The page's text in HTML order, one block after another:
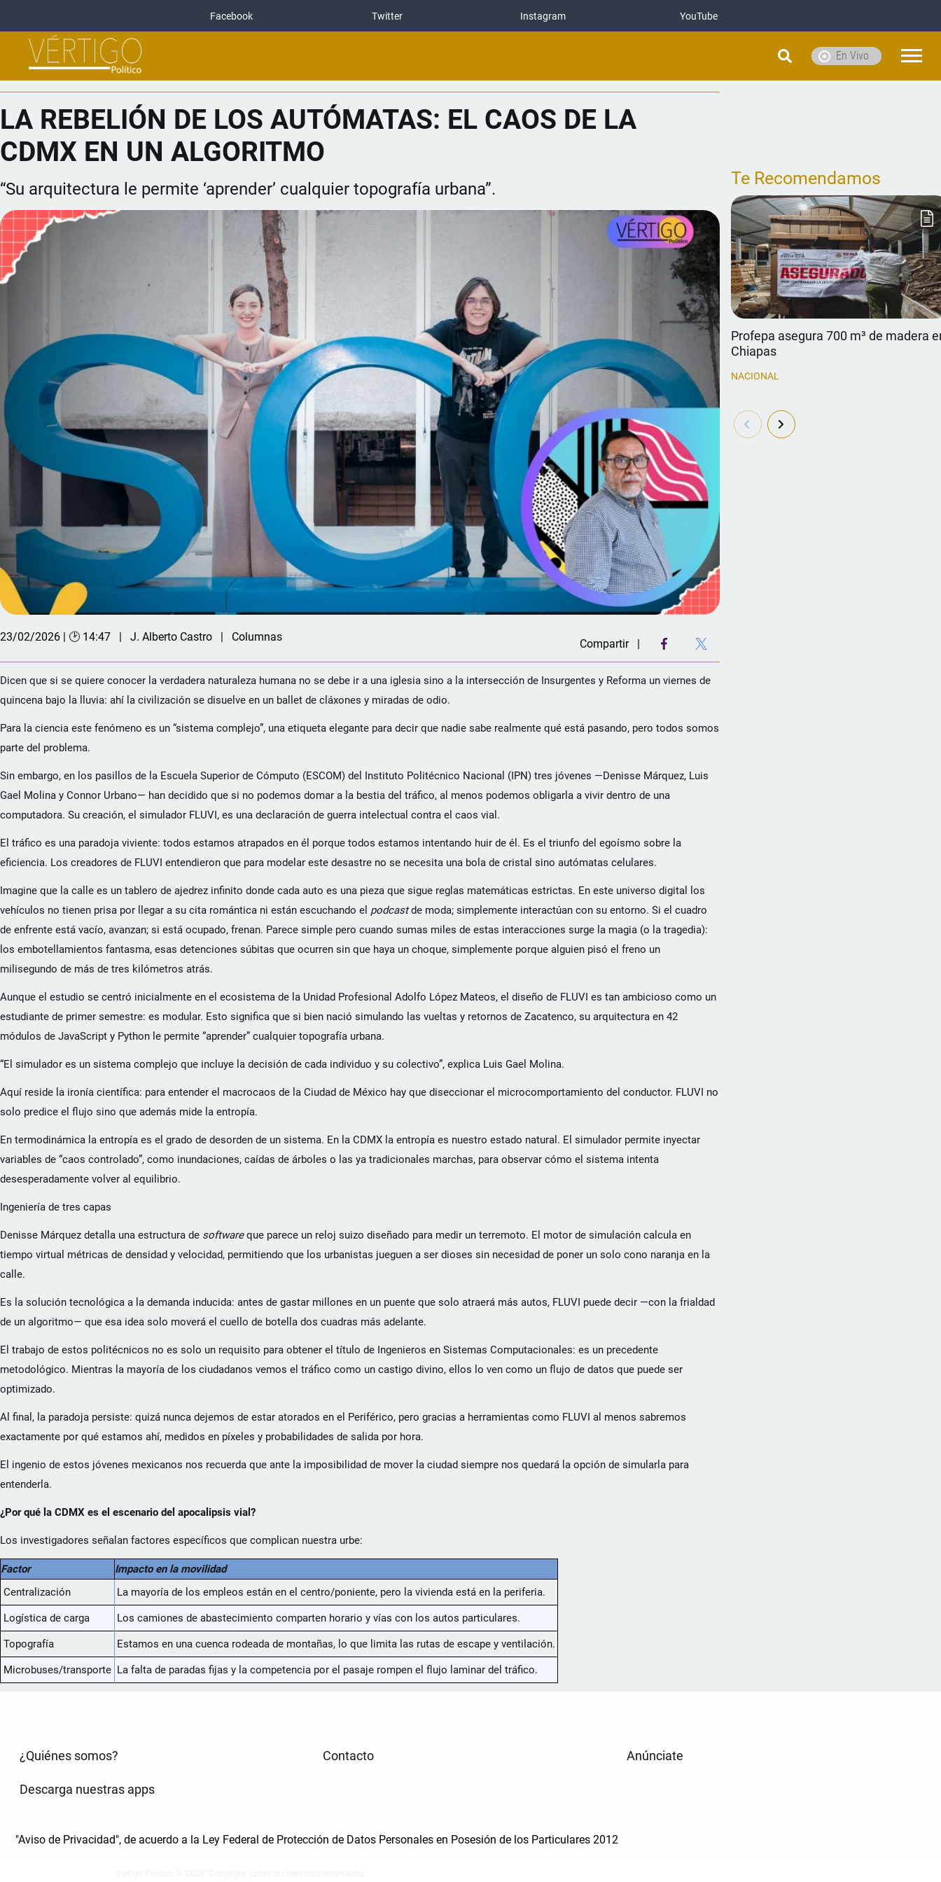
Facebook Twitter Instagram YouTube
En Vivo
LA REBELIÓN DE LOS AUTÓMATAS: EL CAOS DE LA
CDMX EN UN ALGORITMO
“Su arquitectura le permite ‘aprender’ cualquier topografía urbana”.
23/02/2026 | 🕑 14:47 J. Alberto Castro Columnas
Compartir
Dicen que si se quiere conocer la verdadera naturaleza humana no se debe ir a una iglesia sino a la intersección de Insurgentes y Reforma un viernes de
quincena bajo la lluvia: ahí la civilización se disuelve en un ballet de cláxones y miradas de odio.
Para la ciencia este fenómeno es un “sistema complejo”, una etiqueta elegante para decir que nadie sabe realmente qué está pasando, pero todos somos
parte del problema.
Sin embargo, en los pasillos de la Escuela Superior de Cómputo (ESCOM) del Instituto Politécnico Nacional (IPN) tres jóvenes —Denisse Márquez, Luis
Gael Molina y Connor Urbano— han decidido que si no podemos domar a la bestia del tráfico, al menos podemos obligarla a vivir dentro de una
computadora. Su creación, el simulador FLUVI, es una declaración de guerra intelectual contra el caos vial.
El tráfico es una paradoja viviente: todos estamos atrapados en él porque todos estamos intentando huir de él. Es el triunfo del egoísmo sobre la
eficiencia. Los creadores de FLUVI entendieron que para modelar este desastre no se necesita una bola de cristal sino autómatas celulares.
Imagine que la calle es un tablero de ajedrez infinito donde cada auto es una pieza que sigue reglas matemáticas estrictas. En este universo digital los
vehículos no tienen prisa por llegar a su cita romántica ni están escuchando el podcastde moda; simplemente interactúan con su entorno. Si el cuadro
de enfrente está vacío, avanzan; si está ocupado, frenan. Parece simple pero cuando sumas miles de estas interacciones surge la magia (o la tragedia):
los embotellamientos fantasma, esas detenciones súbitas que ocurren sin que haya un choque, simplemente porque alguien pisó el freno un
milisegundo de más de tres kilómetros atrás.
Aunque el estudio se centró inicialmente en el ecosistema de la Unidad Profesional Adolfo López Mateos, el diseño de FLUVI es tan ambicioso como un
estudiante de primer semestre: es modular. Esto significa que si bien nació simulando las vueltas y retornos de Zacatenco, su arquitectura en 42
módulos de JavaScript y Python le permite “aprender” cualquier topografía urbana.
“El simulador es un sistema complejo que incluye la decisión de cada individuo y su colectivo”, explica Luis Gael Molina.
Aquí reside la ironía científica: para entender el macrocaos de la Ciudad de México hay que diseccionar el microcomportamiento del conductor. FLUVI no
solo predice el flujo sino que además mide la entropía.
En termodinámica la entropía es el grado de desorden de un sistema. En la CDMX la entropía es nuestro estado natural. El simulador permite inyectar
variables de “caos controlado”, como inundaciones, caídas de árboles o las ya tradicionales marchas, para observar cómo el sistema intenta
desesperadamente volver al equilibrio.
Ingeniería de tres capas
Denisse Márquez detalla una estructura de softwareque parece un reloj suizo diseñado para medir un terremoto. El motor de simulación calcula en
tiempo virtual métricas de densidad y velocidad, permitiendo que los urbanistas jueguen a ser dioses sin necesidad de poner un solo cono naranja en la
calle.
Es la solución tecnológica a la demanda inducida: antes de gastar millones en un puente que solo atraerá más autos, FLUVI puede decir —con la frialdad
de un algoritmo— que esa idea solo moverá el cuello de botella dos cuadras más adelante.
El trabajo de estos politécnicos no es solo un requisito para obtener el título de Ingenieros en Sistemas Computacionales: es un precedente
metodológico. Mientras la mayoría de los ciudadanos vemos el tráfico como un castigo divino, ellos lo ven como un flujo de datos que puede ser
optimizado.
Al final, la paradoja persiste: quizá nunca dejemos de estar atorados en el Periférico, pero gracias a herramientas como FLUVI al menos sabremos
exactamente por qué estamos ahí, medidos en píxeles y probabilidades de salida por hora.
El ingenio de estos jóvenes mexicanos nos recuerda que ante la imposibilidad de mover la ciudad siempre nos quedará la opción de simularla para
entenderla.
¿Por qué la CDMX es el escenario del apocalipsis vial?
Los investigadores señalan factores específicos que complican nuestra urbe:
Factor
Impacto en la movilidad
Centralización
La mayoría de los empleos están en el centro/poniente, pero la vivienda está en la periferia.
Logística de carga Los camiones de abastecimiento comparten horario y vías con los autos particulares.
Topografía Estamos en una cuenca rodeada de montañas, lo que limita las rutas de escape y ventilación.
Microbuses/transporte La falta de paradas fijas y la competencia por el pasaje rompen el flujo laminar del tráfico.
Te Recomendamos
Profepa asegura 700 m³ de madera
Chiapas
NACIONAL
¿Quiénes somos? Contacto Anúnciate
Descarga nuestras apps
"Aviso de Privacidad", de acuerdo a la Ley Federal de Protección de Datos Personales en Posesión de los Particulares 2012